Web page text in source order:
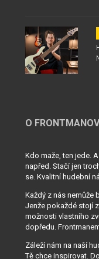
O
Kdo maže, ten jede.
napřed. Stačí jen
se. Kvalitní hudební
Každý z nás nemůže
Jenže pokaždé stojí
možnosti vlastního
dopředu.
Záleží nám na naší
Tě chce inspirovat.